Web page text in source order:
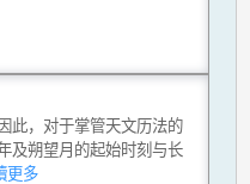
此，对于掌管天文历法的
及朔望月的起始时刻与长
更多